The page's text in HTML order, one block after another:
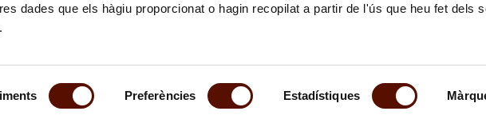
dades que els hàgiu proporcionat o hagin recopilat a partir de l'ús que heu fet dels
Preferències Estadístiques